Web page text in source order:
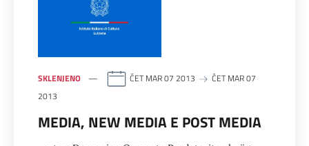
SKLENJENO ČET MAR 07 2013
ČET MAR 07
2013
MEDIA, NEW MEDIA E POST MEDIA